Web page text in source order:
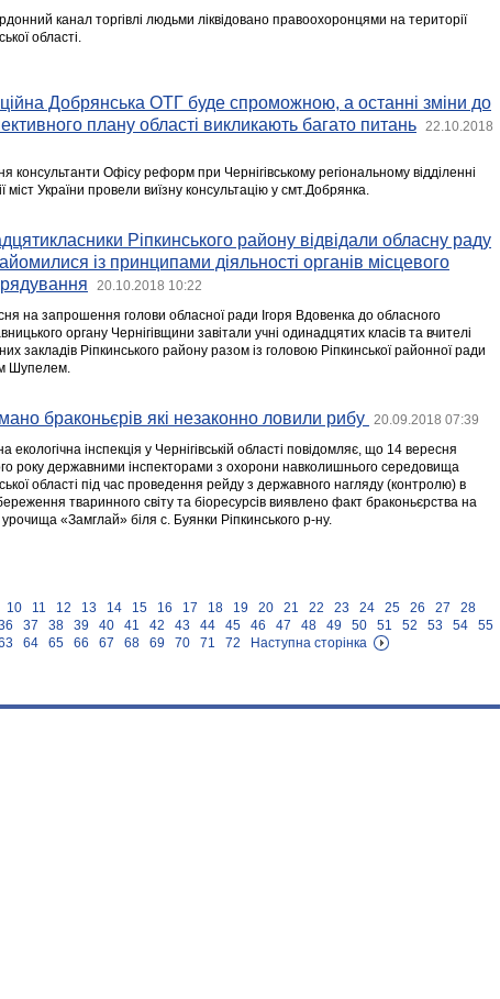
канал торгівлі людьми ліквідовано правоохоронцями на території
області.
Добрянська ОТГ буде спроможною, а останні зміни до
плану області викликають багато питань
22.10.2018
консультанти Офісу реформ при Чернігівському регіональному відділенні
міст України провели виїзну консультацію у смт.Добрянка.
Ріпкинського району відвідали обласну раду
із принципами діяльності органів місцевого
20.10.2018 10:22
на запрошення голови обласної ради Ігоря Вдовенка до обласного
органу Чернігівщини завітали учні одинадцятих класів та вчителі
закладів Ріпкинського району разом із головою Ріпкинської районної ради
Шупелем.
браконьєрів які незаконно ловили рибу 20.09.2018 07:39
екологічна інспекція у Чернігівській області повідомляє, що 14 вересня
року державними інспекторами з охорони навколишнього середовища
області під час проведення рейду з державного нагляду (контролю) в
тваринного світу та біоресурсів виявлено факт браконьєрства на
«Замглай» біля с. Буянки Ріпкинського р-ну.
10 11 12 13 14 15 16 17 18 19 20 21 22 23 24 25 26 27
28
37 38 39 40 41 42 43 44 45 46 47 48 49 50 51 52 53 54
55
64 65 66 67 68 69 70 71 72 Наступна сторінка